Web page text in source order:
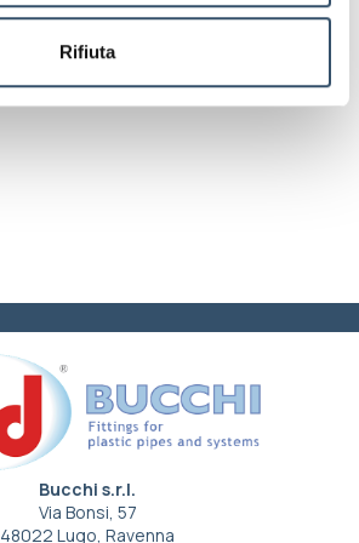
Rifiuta
Bucchi s.r.l.
Via Bonsi, 57
48022 Lugo, Ravenna